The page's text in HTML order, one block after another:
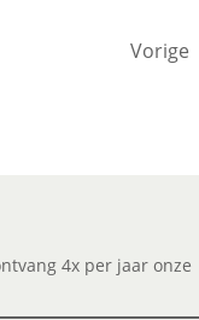
Vorige
4x per jaar onze